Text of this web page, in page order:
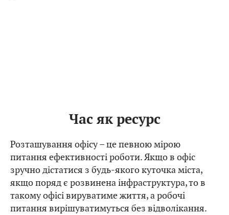
Час як ресурс
Розташування офісу – це певною мірою
питання ефективності роботи. Якщо в офіс
зручно дістатися з будь-якого куточка міста,
якщо поряд є розвинена інфраструктура, то в
такому офісі вируватиме життя, а робочі
питання вирішуватимуться без відволікання.